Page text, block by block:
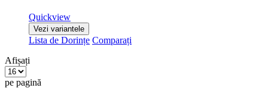
Quickview
Vezi variantele
Lista de Dorințe Comparați
Afișați
pe pagină